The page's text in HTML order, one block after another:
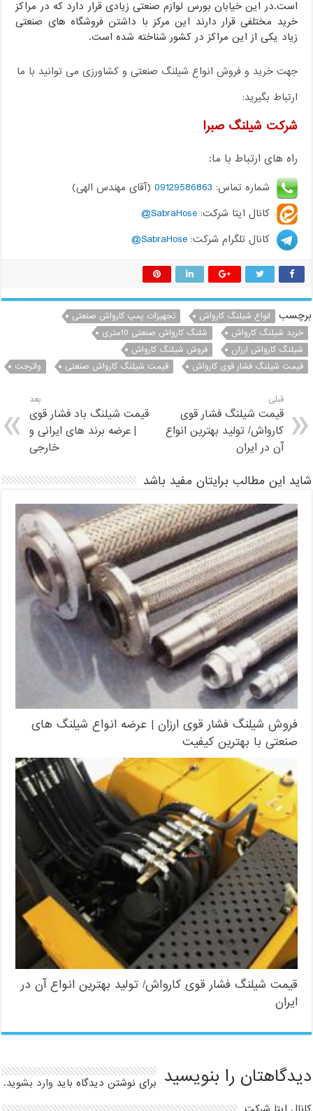
است.در این خیابان بورس لوازم صنعتی زیادی قرار دارد که در مراکز
خرید مختلفی قرار دارند این مرکز با داشتن فروشگاه های صنعتی
زیاد یکی از این مراکز در کشور شناخته شده است.
جهت خرید و فروش انواع شیلنگ صنعتی و کشاورزی می توانید با ما
ارتباط بگیرید:
شرکت شیلنگ صبرا
راه های ارتباط با ما:
شماره تماس: 09129586863 (آقای مهندس الهی)
کانال ایتا شرکت:SabraHose@
کانال تلگرام شرکت:SabraHose@
برچسب انواع شیلنگ کارواش
تجهیزات پمپ کارواش صنعتی
خرید شیلنگ کارواش
شلنگ کارواش صنعتی 10متری
شیلنگ کارواش ارزان
فروش شیلنگ کارواش
قیمت شیلنگ فشار قوی کارواش
قیمت شیلنگ کارواش صنعتی واترجت
قبلی
قیمت شیلنگ فشار قوی
کارواش/ تولید بهترین انواع
آن در ایران
بعد
قیمت شیلنگ باد فشار قوی
| عرضه برند های ایرانی و
خارجی
شاید این مطالب برایتان مفید باشد
فروش شیلنگ فشار قوی ارزان | عرضه انواع شیلنگ های
صنعتی با بهترین کیفیت
قیمت شیلنگ فشار قوی کارواش/ تولید بهترین انواع آن در
ایران
دیدگاهتان را بنویسید برای نوشتن دیدگاه باید وارد بشوید.